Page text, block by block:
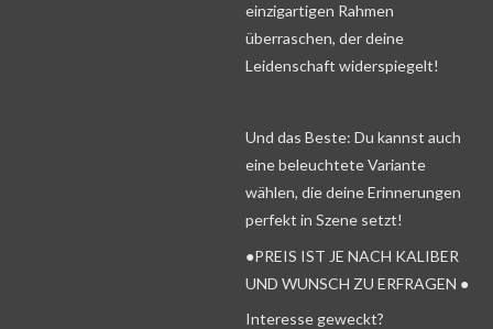
einzigartigen Rahmen
überraschen, der deine
Leidenschaft widerspiegelt!
Und das Beste: Du kannst auch
eine beleuchtete Variante
wählen, die deine Erinnerungen
perfekt in Szene setzt!
●PREIS IST JE NACH KALIBER
UND WUNSCH ZU ERFRAGEN ●
Interesse geweckt?